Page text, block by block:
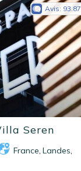
Seren
France ,Landes
Avis: 93.87